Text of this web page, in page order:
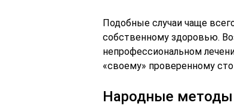
Подобные случаи чаще
собственному здоровью.
непрофессиональном
«своему» проверенному
Народные методы